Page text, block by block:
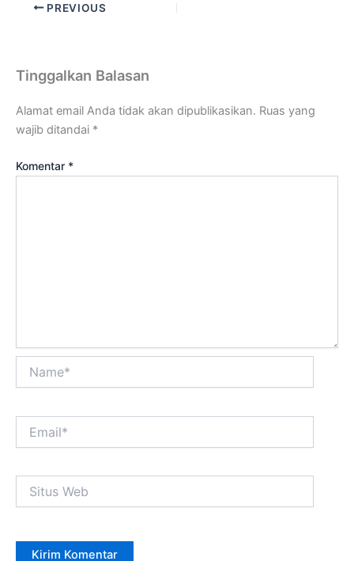
PREVIOUS
Tinggalkan Balasan
Alamat email Anda tidak akan dipublikasikan. Ruas yang
wajib ditandai *
Komentar *
Web